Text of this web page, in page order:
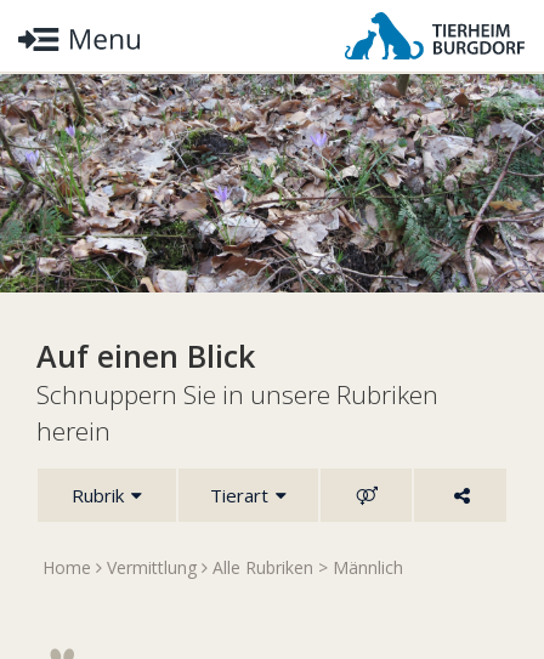
Auf einen Blick
Schnuppern Sie in unsere Rubriken
herein
Rubrik Tierart
Home Vermittlung Alle Rubriken > Männlich